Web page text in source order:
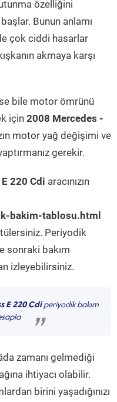
özelliğini
Bunun anlamı
çok ciddi hasarlar
akmaya karşı
bile motor ömrünü
için 2008 Mercedes -
motor yağ değişimi ve
gerekir.
220 Cdi aracınızın
bakim-tablosu.html
Periyodik
sonraki bakım
izleyebilirsiniz.
E 220 Cdiperiyodik bakım
”
zamanı gelmediği
ihtiyacı olabilir.
birini yaşadığınızı